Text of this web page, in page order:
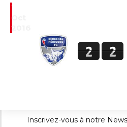
15
Oct
2016
2 2
Inscrivez-vous à notre